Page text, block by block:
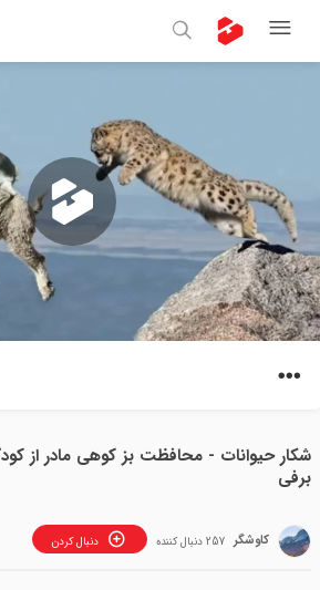
پخش
شکار حیوانات - محافظت بز کوهی مادر از
برفی
کاوشگر دنبال کردن 257 دنبال کننده